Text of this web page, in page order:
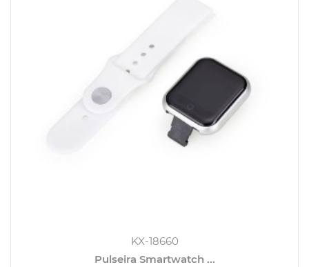
KX-18660
Pulseira Smartwatch ...